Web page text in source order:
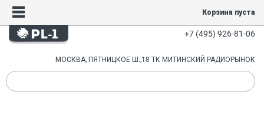
Корзина пуста
+7 (495) 926-81-06
МОСКВА, ПЯТНИЦКОЕ Ш.,18 ТК МИТИНСКИЙ РАДИОРЫНОК